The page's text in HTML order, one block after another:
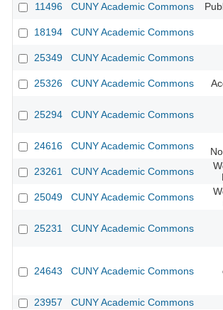
11496 CUNY Academic Commons
18194 CUNY Academic Commons
25349 CUNY Academic Commons
25326 CUNY Academic Commons
25294 CUNY Academic Commons
24616 CUNY Academic Commons
23261 CUNY Academic Commons
25049 CUNY Academic Commons
25231 CUNY Academic Commons
24643 CUNY Academic Commons
23957 CUNY Academic Commons